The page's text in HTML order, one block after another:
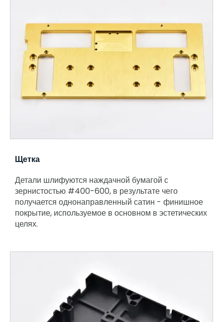
Щетка
Детали шлифуются наждачной бумагой с
зернистостью #400-600, в результате чего
получается однонаправленный сатин - финишное
покрытие, используемое в основном в эстетических
целях.